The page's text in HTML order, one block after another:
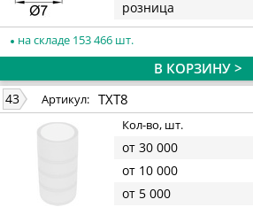
розница
на складе 153 466 шт.
В КОРЗИНУ >
43 Артикул: TXT8
Кол-во, шт.
от 30 000
от 10 000
от 5 000